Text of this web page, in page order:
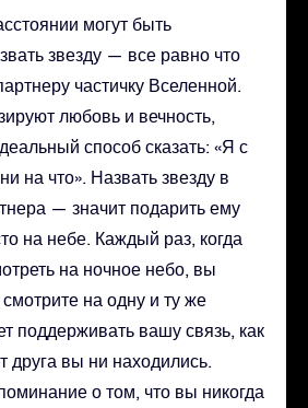
могут быть
звезду — все равно что
частичку Вселенной.
любовь и вечность,
способ сказать: «Я с
на что». Назвать звезду в
— значит подарить ему
на небе. Каждый раз, когда
на ночное небо, вы
смотрите на одну и ту же
поддерживать вашу связь, как
друга вы ни находились.
о том, что вы никогда